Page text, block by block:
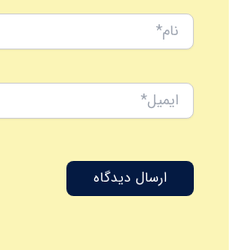
نام*
ایمیل*